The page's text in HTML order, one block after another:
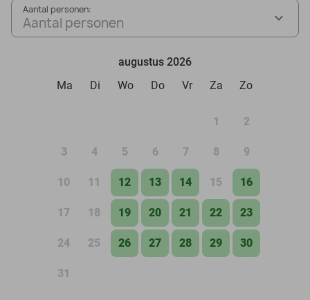
Aantal personen:
Aantal personen
augustus 2026
Ma
Di Wo Do Vr Za Zo
1 2
3 4 5 6 7 8 9
10 11 12 13 14 15 16
17 18 19 20 21 22 23
24 25 26 27 28 29 30
31